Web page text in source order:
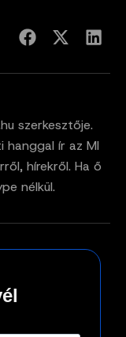
szerkesztője.
hanggal ír az MI
hírekről. Ha ő
nélkül.